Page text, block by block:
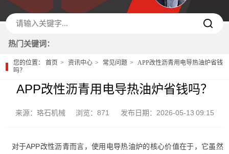
热门关键词：
您的位置：首页 资讯中心 常见问题
APP改性沥青用电导热油炉省钱
吗？
APP改性沥青用电导热油炉省钱吗？
来源：珞石机械 浏览：871 发布日期：2026-05-13 09:15
对于APP改性沥青而言，使用电导热油炉的核心价值在于，它虽然